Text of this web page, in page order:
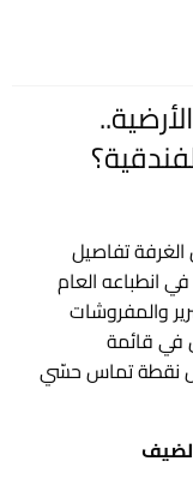
الغرفة تفاصيل
في انطباعه العام
والمفروشات
في قائمة
نقطة تماس حسّي